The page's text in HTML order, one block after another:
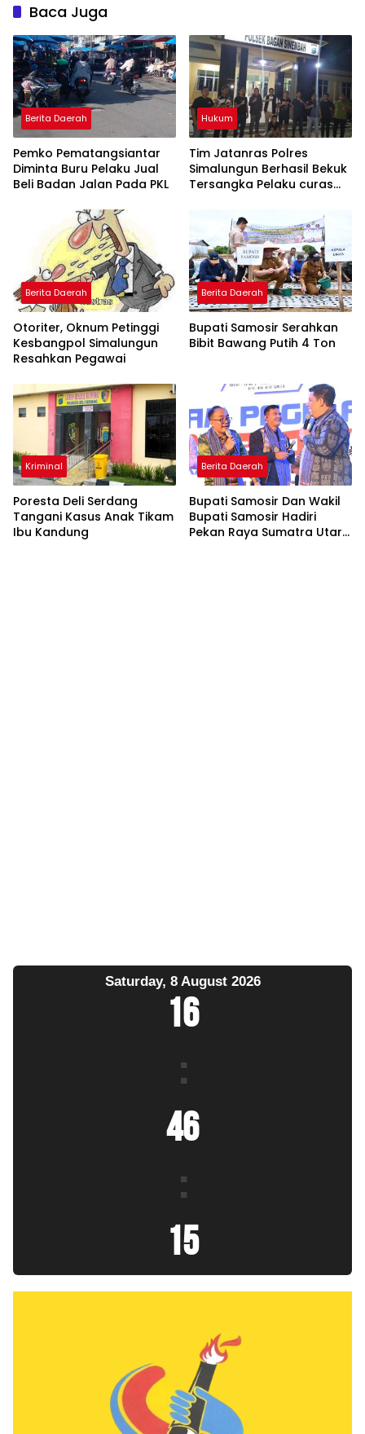
Baca Juga
Berita Daerah
Pemko Pematangsiantar
Diminta Buru Pelaku Jual
Beli Badan Jalan Pada PKL
Hukum
Tim Jatanras Polres
Simalungun Berhasil Bekuk
Tersangka Pelaku curas
Berita Daerah
Otoriter, Oknum Petinggi
Kesbangpol Simalungun
Resahkan Pegawai
Berita Daerah
Bupati Samosir Serahkan
Bibit Bawang Putih 4 Ton
Kriminal
Poresta Deli Serdang
Tangani Kasus Anak Tikam
Ibu Kandung
Berita Daerah
Bupati Samosir Dan Wakil
Bupati Samosir Hadiri
Pekan Raya Sumatra Utara
Saturday, 8 August 2026
16
:
46
:
17